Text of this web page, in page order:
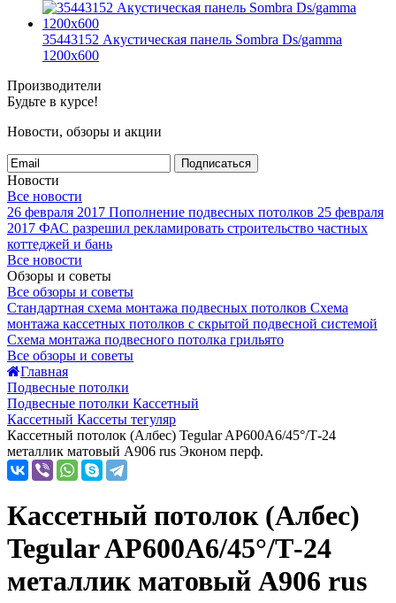
35443152 Акустическая панель Sombra Ds/gamma
1200х600
Производители
Будьте в курсе!
Новости, обзоры и акции
Подписаться
Новости
Все новости
26 февраля 2017 Пополнение подвесных потолков 25 февраля
2017 ФАС разрешил рекламировать строительство частных
коттеджей и бань
Все новости
Обзоры и советы
Все обзоры и советы
Стандартная схема монтажа подвесных потолков Схема
монтажа кассетных потолков с скрытой подвесной системой
Схема монтажа подвесного потолка грильято
Все обзоры и советы
Главная
Подвесные потолки
Подвесные потолки Кассетный
Кассетный Кассеты тегуляр
Кассетный потолок (Албес) Tegular AP600A6/45°/Т-24
металлик матовый А906 rus Эконом перф.
Кассетный потолок (Албес)
Tegular AP600A6/45°/Т-24
металлик матовый А906 rus